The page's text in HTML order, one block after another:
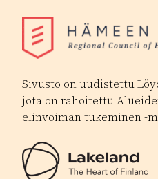
Sivusto on uudistettu
jota on rahoitettu
elinvoiman tukeminen -